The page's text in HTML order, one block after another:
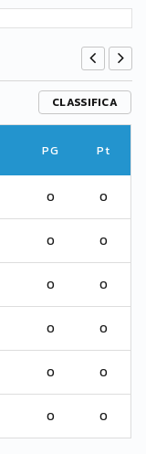
CLASSIFICA
PG Pt
0 0
0 0
0 0
0 0
0 0
0 0